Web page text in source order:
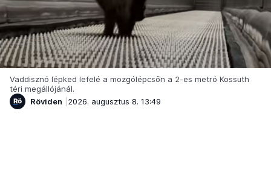
Vaddisznó lépked lefelé a mozgólépcsőn a 2-es metró Kossuth
téri megállójánál.
Röviden
2026. augusztus 8. 13:49